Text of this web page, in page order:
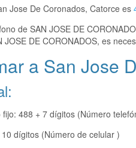
Jose De Coronados, Catorce es
de SAN JOSE DE
JOSE DE CORONADOS, es
a San Jose
488 + 7 dígitos (Número
dígitos (Número de celular )